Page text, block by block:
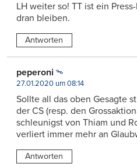
LH weiter so! TT ist ein
dran bleiben.
Antworten
peperoni
27.01.2020 um 08:14
Sollte all das oben Gesagte
der CS (resp. den
schleunigst von Thiam und
verliert immer mehr an
Antworten